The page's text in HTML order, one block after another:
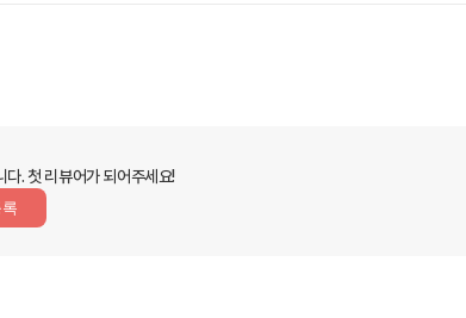
다. 첫 리뷰어가 되어주세요!